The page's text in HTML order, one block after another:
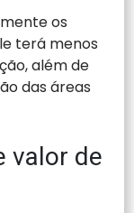
os
terá menos
além de
das áreas
valor de